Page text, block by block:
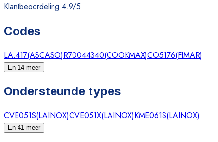
Klantbeoordeling 4.9/5
Codes
LA.417(ASCASO)R70044340(COOKMAX)CO5176(FIMAR)
En 14 meer
Ondersteunde types
CVE051S(LAINOX)CVE051X(LAINOX)KME061S(LAINOX)
En 41 meer